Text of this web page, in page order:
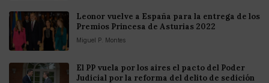
Leonor vuelve a España para la entrega de los
Premios Princesa de Asturias 2022
Miguel P. Montes
El PP vuela por los aires el pacto del Poder
Judicial por la reforma del delito de sedición